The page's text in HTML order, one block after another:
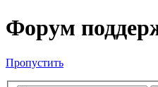
Форум
Пропустить